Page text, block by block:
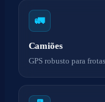
🚛
Camiões
GPS robusto para